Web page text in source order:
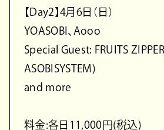
【Day2】4月6日（日）
YOASOBI、Aooo
Special Guest: FRUITS
ASOBISYSTEM)
and more
料金:各日11,000円(税込)